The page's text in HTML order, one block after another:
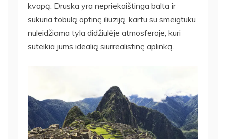
kvapą. Druska yra nepriekaištinga balta ir
sukuria tobulą optinę iliuziją, kartu su smeigtuku
nuleidžiama tyla didžiulėje atmosferoje, kuri
suteikia jums idealią siurrealistinę aplinką.